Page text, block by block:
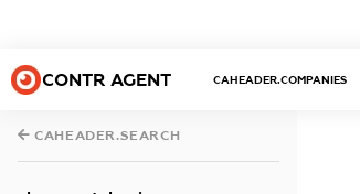
CONTR AGENT CAHEADER.COMPANIES
CAHEADER.SEARCH